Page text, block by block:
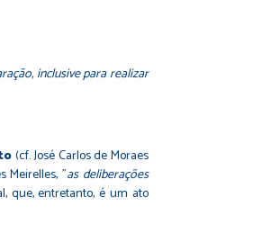
inclusive para realizar
(cf. José Carlos de Moraes
Meirelles, "as deliberações
que, entretanto, é um ato